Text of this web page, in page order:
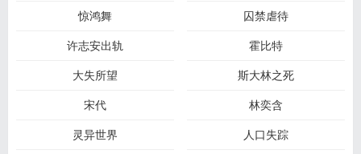
惊鸿舞
囚禁虐待
许志安出轨
霍比特
大失所望
斯大林之死
宋代
林奕含
灵异世界
人口失踪